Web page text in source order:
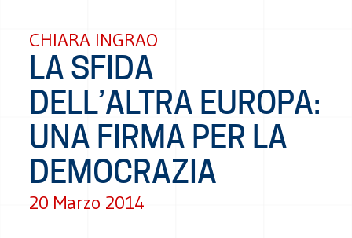
CHIARA INGRAO
LA SFIDA
DELL’ALTRA EUROPA:
UNA FIRMA PER LA
DEMOCRAZIA
20 Marzo 2014